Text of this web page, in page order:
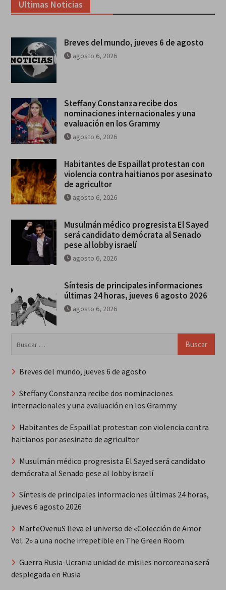
Ultimas Noticias
Breves del mundo, jueves 6 de agosto
agosto 6, 2026
Steffany Constanza recibe dos
nominaciones internacionales y una
evaluación en los Grammy
agosto 6, 2026
Habitantes de Espaillat protestan con
violencia contra haitianos por asesinato
de agricultor
agosto 6, 2026
Musulmán médico progresista El Sayed
será candidato demócrata al Senado
pese al lobby israelí
agosto 6, 2026
Síntesis de principales informaciones
últimas 24 horas, jueves 6 agosto 2026
agosto 6, 2026
Breves del mundo, jueves 6 de agosto
Steffany Constanza recibe dos nominaciones
internacionales y una evaluación en los Grammy
Habitantes de Espaillat protestan con violencia contra
haitianos por asesinato de agricultor
Musulmán médico progresista El Sayed será candidato
demócrata al Senado pese al lobby israelí
Síntesis de principales informaciones últimas 24 horas,
jueves 6 agosto 2026
MarteOvenuS lleva el universo de «Colección de Amor
Vol. 2» a una noche irrepetible en The Green Room
Guerra Rusia-Ucrania unidad de misiles norcoreana será
desplegada en Rusia